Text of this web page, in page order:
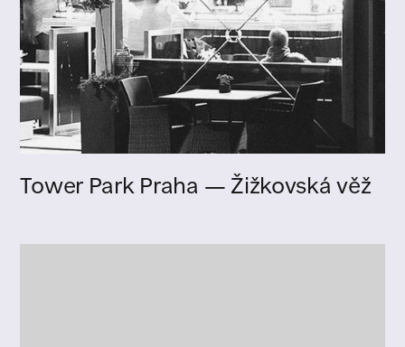
Tower Park Praha — Žižkovská věž